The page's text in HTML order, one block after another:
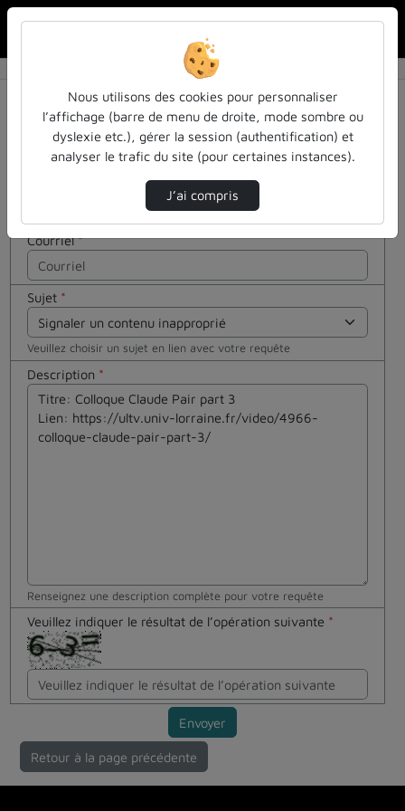
Contactez nous
Votre message
Courriel*
Sujet *
Veuillez choisir un sujet en lien avec votre requête
Description *
Renseignez une description complète pour votre requête
Veuillez indiquer le résultat de l’opération suivante *
Cocher
cette case
si vous êtes
un humain
Envoyer
Retour à la page précédente
Nous utilisons des cookies pour personnaliser
l’affichage (barre de menu de droite, mode sombre ou
dyslexie etc.), gérer la session (authentification) et
analyser le trafic du site (pour certaines instances).
J’ai compris